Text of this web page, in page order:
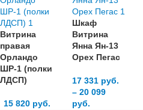
Витрина
правая
Орландо
ШР-1 (полки
ЛДСП)
15 820руб.
Шкаф
Витрина
Янна Ян-13
Орех Пегас
17 331руб.
– 20 099
руб.